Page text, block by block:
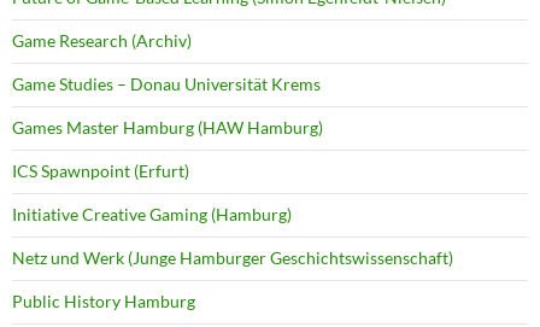
Game Research (Archiv)
Game Studies – Donau Universität Krems
Games Master Hamburg (HAW Hamburg)
ICS Spawnpoint (Erfurt)
Initiative Creative Gaming (Hamburg)
Netz und Werk (Junge Hamburger Geschichtswissenschaft)
Public History Hamburg